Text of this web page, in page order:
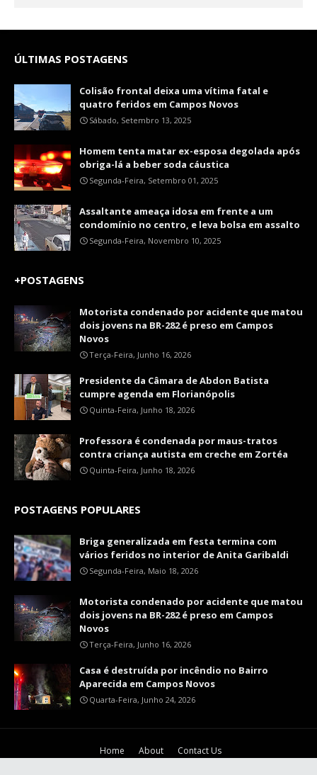
ÚLTIMAS POSTAGENS
Colisão frontal deixa uma vítima fatal e
quatro feridos em Campos Novos
Sábado, Setembro 13, 2025
Homem tenta matar ex-esposa degolada após
obriga-lá a beber soda cáustica
Segunda-Feira, Setembro 01, 2025
Assaltante ameaça idosa em frente a um
condomínio no centro, e leva bolsa em assalto
Segunda-Feira, Novembro 10, 2025
+POSTAGENS
Motorista condenado por acidente que matou
dois jovens na BR-282 é preso em Campos
Novos
Terça-Feira, Junho 16, 2026
Presidente da Câmara de Abdon Batista
cumpre agenda em Florianópolis
Quinta-Feira, Junho 18, 2026
Professora é condenada por maus-tratos
contra criança autista em creche em Zortéa
Quinta-Feira, Junho 18, 2026
POSTAGENS POPULARES
Briga generalizada em festa termina com
vários feridos no interior de Anita Garibaldi
Segunda-Feira, Maio 18, 2026
Motorista condenado por acidente que matou
dois jovens na BR-282 é preso em Campos
Novos
Terça-Feira, Junho 16, 2026
Casa é destruída por incêndio no Bairro
Aparecida em Campos Novos
Quarta-Feira, Junho 24, 2026
Home About
Contact Us